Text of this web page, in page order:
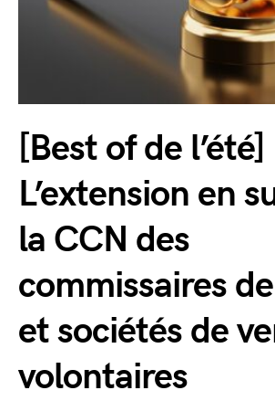
[Best of de l’été]
L’extension en
la CCN des
commissaires
et sociétés de
volontaires